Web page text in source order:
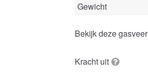
Gewicht
Bekijk deze gasveer
Kracht uit